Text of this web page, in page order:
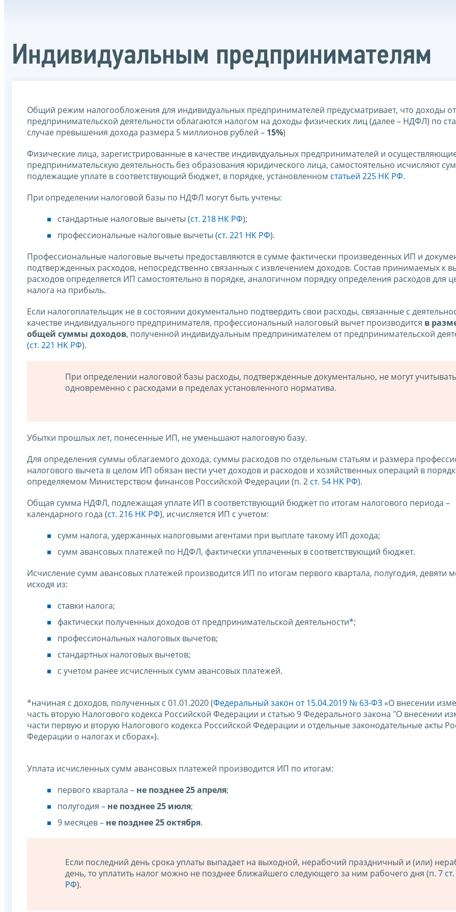
Индивидуальным предпринимателям
Общий режим налогообложения для индивидуальных предпринимателей предусматривает, что доходы от
предпринимательской деятельности облагаются налогом на доходы физических лиц (далее – НДФЛ) по
случае превышения дохода размера 5 миллионов рублей – 15%)
Физические лица, зарегистрированные в качестве индивидуальных предпринимателей и
предпринимательскую деятельность без образования юридического лица, самостоятельно исчисляют
подлежащие уплате в соответствующий бюджет, в порядке, установленном статьей 225 НК РФ.
При определении налоговой базы по НДФЛ могут быть учтены:
стандартные налоговые вычеты (ст. 218 НК РФ);
профессиональные налоговые вычеты (ст. 221 НК РФ).
Профессиональные налоговые вычеты предоставляются в сумме фактически произведенных ИП и
подтвержденных расходов, непосредственно связанных с извлечением доходов. Состав принимаемых к
расходов определяется ИП самостоятельно в порядке, аналогичном порядку определения расходов для
налога на прибыль.
Если налогоплательщик не в состоянии документально подтвердить свои расходы, связанные с
качестве индивидуального предпринимателя, профессиональный налоговый вычет производится в
общей суммы доходов, полученной индивидуальным предпринимателем от предпринимательской
(ст. 221 НК РФ).
При определении налоговой базы расходы, подтвержденные документально, не могут
одновременно с расходами в пределах установленного норматива.
Убытки прошлых лет, понесенные ИП, не уменьшают налоговую базу.
Для определения суммы облагаемого дохода, суммы расходов по отдельным статьям и размера
налогового вычета в целом ИП обязан вести учет доходов и расходов и хозяйственных операций в
определяемом Министерством финансов Российской Федерации (п. 2 ст. 54 НК РФ).
Общая сумма НДФЛ, подлежащая уплате ИП в соответствующий бюджет по итогам налогового периода –
календарного года (ст. 216 НК РФ), исчисляется ИП с учетом:
сумм налога, удержанных налоговыми агентами при выплате такому ИП дохода;
сумм авансовых платежей по НДФЛ, фактически уплаченных в соответствующий бюджет.
Исчисление сумм авансовых платежей производится ИП по итогам первого квартала, полугодия, девяти
исходя из:
ставки налога;
фактически полученных доходов от предпринимательской деятельности*;
профессиональных налоговых вычетов;
стандартных налоговых вычетов;
с учетом ранее исчисленных сумм авансовых платежей.
*начиная с доходов, полученных с 01.01.2020 (Федеральный закон от 15.04.2019 № 63-ФЗ «О внесении
часть вторую Налогового кодекса Российской Федерации и статью 9 Федерального закона "О внесении
части первую и вторую Налогового кодекса Российской Федерации и отдельные законодательные акты
Федерации о налогах и сборах»).
Уплата исчисленных сумм авансовых платежей производится ИП по итогам:
первого квартала – не позднее 25 апреля;
полугодия – не позднее 25 июля;
9 месяцев – не позднее 25 октября.
Если последний день срока уплаты выпадает на выходной, нерабочий праздничный и (или)
день, то уплатить налог можно не позднее ближайшего следующего за ним рабочего дня (п. 7
РФ).